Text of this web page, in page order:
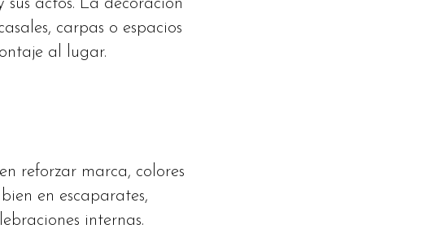
sus actos. La decoración
carpas o espacios
al lugar.
reforzar marca, colores
en escaparates,
internas.